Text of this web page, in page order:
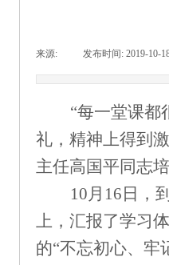
来源: 发布时间: 2019-10-
“每一堂课都
礼，精神上得到
主任高国平同志
10月16日，
上，汇报了学习
的“不忘初心、牢